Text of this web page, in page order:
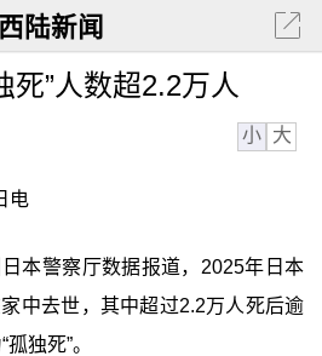
西陆新闻
死”人数超2.2万人
小 大
电
本警察厅数据报道，2025年日本
中去世，其中超过2.2万人死后逾
独死”。